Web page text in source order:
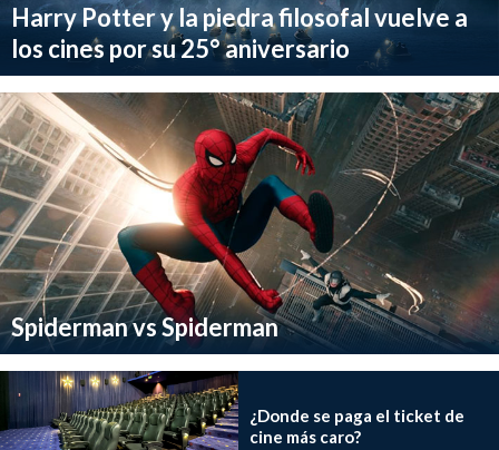
Harry Potter y la piedra filosofal vuelve a
los cines por su 25° aniversario
Spiderman vs Spiderman
¿Donde se paga el ticket de
cine más caro?